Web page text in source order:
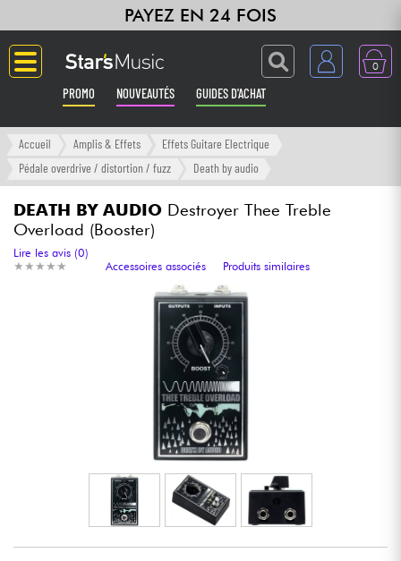
PAYEZ EN 24 FOIS
0
PROMO NOUVEAUTÉS GUIDES D'ACHAT
Langue
Amplis & Effets
Synthés & Sampleurs
Accueil Amplis & Effets
Effets Guitare Electrique
Pédale overdrive / distortion / fuzz
Death by audio
DEATH BY AUDIO Destroyer Thee Treble
Overload (Booster)
★ ★ ★ ★ ★
★ ★ ★ ★ ★
Lire les avis (0)
Accessoires associés
Produits similaires